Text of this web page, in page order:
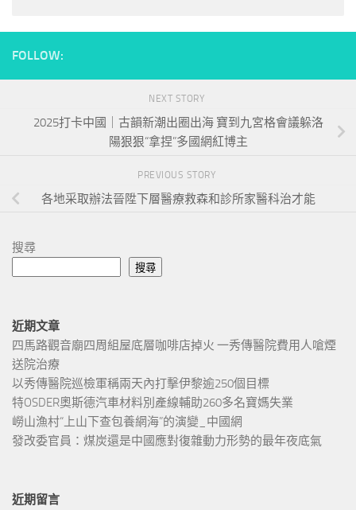
FOLLOW:
NEXT STORY
2025打卡中國｜古韻新潮出圈出海 寶到九宮格會議躲洛
陽狠狠“拿捏”多國網紅博主
PREVIOUS STORY
各地采取辦法晉陞下層醫療救森和診所家醫科治才能
搜尋
搜尋
近期文章
四馬路觀音廟四周組屋底層咖啡店掉火 一秀傳醫院費用人嗆煙
送院治療
以秀傳醫院巡檢軍稱兩天內打擊伊黎逾250個目標
特OSDER奧斯德汽車材料別產線輔助260多名寶媽失業
嶗山漁村“上山下查包養網海”的演變_中國網
發改委官員：煤炭還是中國應對復雜動力形勢的最年夜底氣
近期留言